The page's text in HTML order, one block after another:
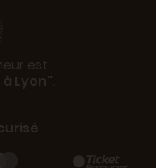
est
Lyon".